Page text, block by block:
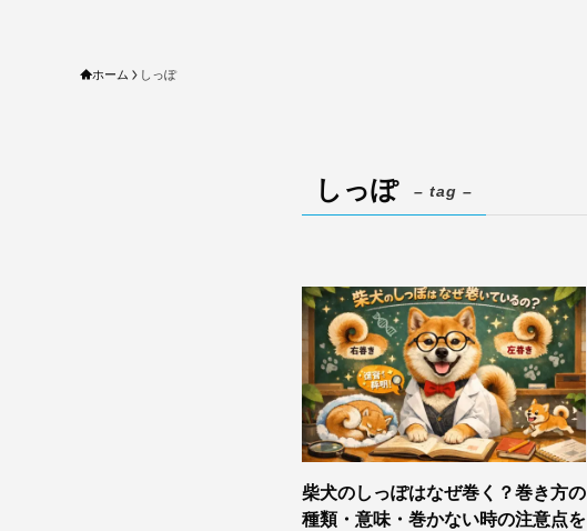
ホーム しっぽ
しっぽ – tag –
柴犬のしっぽはなぜ巻く？巻き方の
種類・意味・巻かない時の注意点を